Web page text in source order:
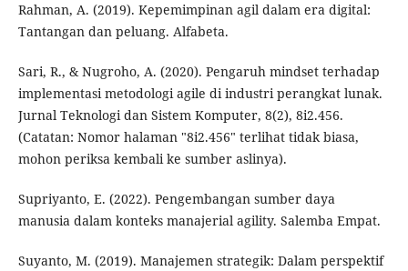
Rahman, A. (2019). Kepemimpinan agil dalam era digital:
Tantangan dan peluang. Alfabeta.
Sari, R., & Nugroho, A. (2020). Pengaruh mindset terhadap
implementasi metodologi agile di industri perangkat lunak.
Jurnal Teknologi dan Sistem Komputer, 8(2), 8i2.456.
(Catatan: Nomor halaman "8i2.456" terlihat tidak biasa,
mohon periksa kembali ke sumber aslinya).
Supriyanto, E. (2022). Pengembangan sumber daya
manusia dalam konteks manajerial agility. Salemba Empat.
Suyanto, M. (2019). Manajemen strategik: Dalam perspektif